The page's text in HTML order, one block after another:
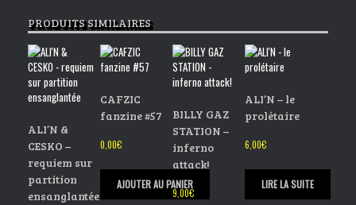
3. Navel Of The World
4. Rotten To The Core
5. Missing Part
PRODUITS SIMILAIRES
ALI’N &
CESKO –
requiem sur
partition
ensanglantée
CAFZIC
fanzine #57
0,00€
AJOUTER AU PANIER
BILLY GAZ
STATION –
inferno
attack!
9,00€
ALI’N – le
prolétaire
6,00€
LIRE LA SUITE